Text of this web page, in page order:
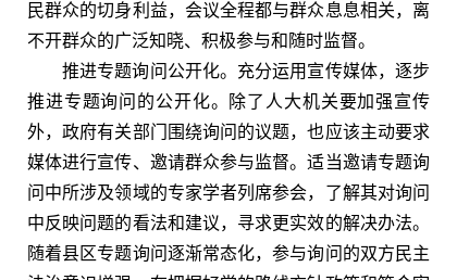
民群众的切身利益，会议全程都与群众息息相关，离
不开群众的广泛知晓、积极参与和随时监督。
推进专题询问公开化。充分运用宣传媒体，逐步
推进专题询问的公开化。除了人大机关要加强宣传
外，政府有关部门围绕询问的议题，也应该主动要求
媒体进行宣传、邀请群众参与监督。适当邀请专题询
问中所涉及领域的专家学者列席参会，了解其对询问
中反映问题的看法和建议，寻求更实效的解决办法。
随着县区专题询问逐渐常态化，参与询问的双方民主